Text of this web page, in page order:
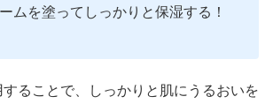
ムを塗ってしっかりと保湿する！
することで、しっかりと肌にうるおいを